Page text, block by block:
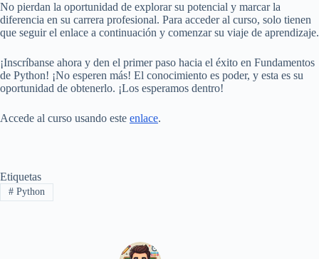
No pierdan la oportunidad de explorar su potencial y marcar la
diferencia en su carrera profesional. Para acceder al curso, solo tienen
que seguir el enlace a continuación y comenzar su viaje de aprendizaje.
¡Inscríbanse ahora y den el primer paso hacia el éxito en Fundamentos
de Python! ¡No esperen más! El conocimiento es poder, y esta es su
oportunidad de obtenerlo. ¡Los esperamos dentro!
Accede al curso usando este enlace.
Etiquetas
#Python